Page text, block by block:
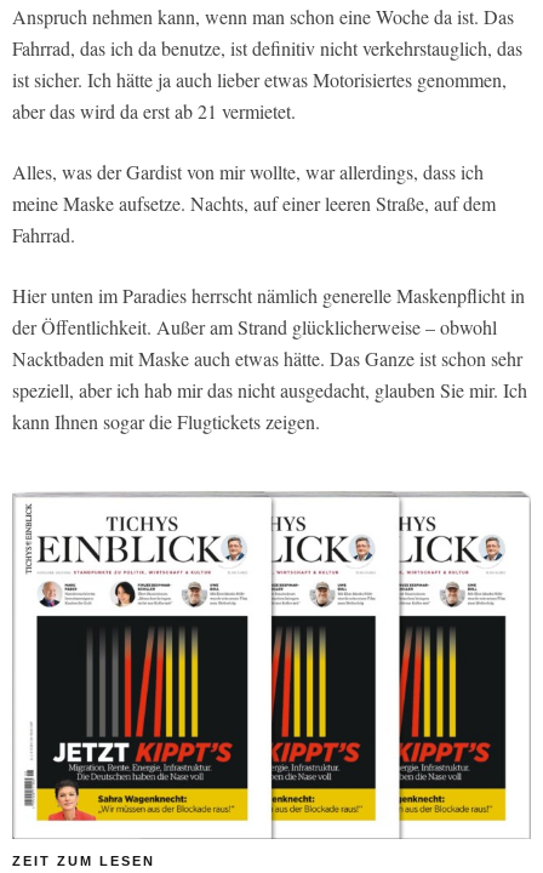
Anspruch nehmen kann, wenn man schon eine Woche da ist. Das
Fahrrad, das ich da benutze, ist definitiv nicht verkehrstauglich, das
ist sicher. Ich hätte ja auch lieber etwas Motorisiertes genommen,
aber das wird da erst ab 21 vermietet.
Alles, was der Gardist von mir wollte, war allerdings, dass ich
meine Maske aufsetze. Nachts, auf einer leeren Straße, auf dem
Fahrrad.
Hier unten im Paradies herrscht nämlich generelle Maskenpflicht in
der Öffentlichkeit. Außer am Strand glücklicherweise – obwohl
Nacktbaden mit Maske auch etwas hätte. Das Ganze ist schon sehr
speziell, aber ich hab mir das nicht ausgedacht, glauben Sie mir. Ich
kann Ihnen sogar die Flugtickets zeigen.
ZEIT ZUM LESEN